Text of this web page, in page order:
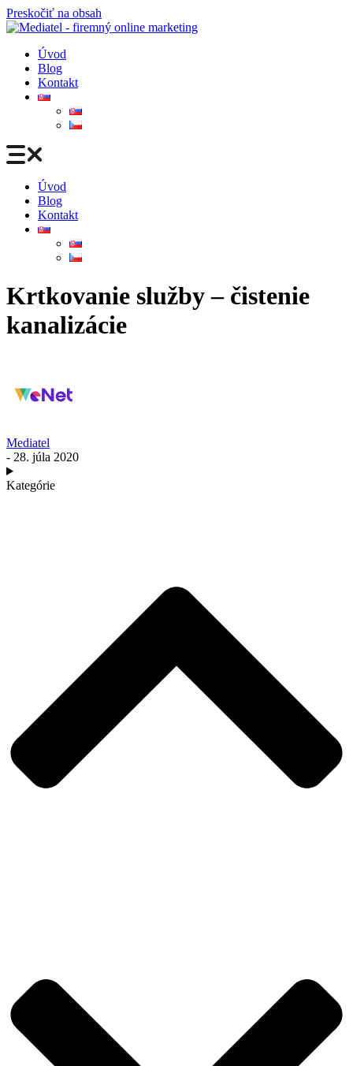
Preskočiť na obsah
Úvod
Blog
Kontakt
Úvod
Blog
Kontakt
Krtkovanie služby – čistenie
kanalizácie
Mediatel
- 28. júla 2020
Kategórie